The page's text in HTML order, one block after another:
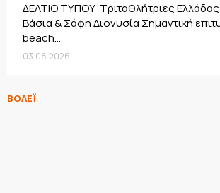
ΔΕΛΤΙΟ ΤΥΠΟΥ Τριταθλήτριες
Βάσια & Σάφη Διονυσία Σημαντική
beach...
03.08.2026
ΒΟΛΕΪ